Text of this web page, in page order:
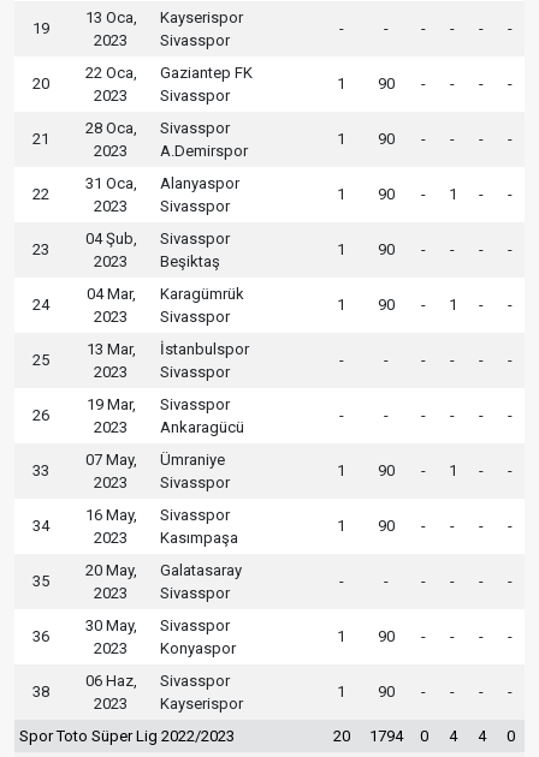
19
13 Oca,
2023
Kayserispor
Sivasspor
- - - - - -
20
22 Oca,
2023
Gaziantep FK
Sivasspor
1 90 - - - -
21
28 Oca,
2023
Sivasspor
A.Demirspor
1 90 - - - -
22
31 Oca,
2023
Alanyaspor
Sivasspor
1 90 - 1 - -
23
04 Şub,
2023
Sivasspor
Beşiktaş
1 90 - - - -
24
04 Mar,
2023
Karagümrük
Sivasspor
1 90 - 1 - -
25
13 Mar,
2023
İstanbulspor
Sivasspor
- - - - - -
26
19 Mar,
2023
Sivasspor
Ankaragücü
- - - - - -
33
07 May,
2023
Ümraniye
Sivasspor
1 90 - 1 - -
34
16 May,
2023
Sivasspor
Kasımpaşa
1 90 - - - -
35
20 May,
2023
Galatasaray
Sivasspor
- - - - - -
36
30 May,
2023
Sivasspor
Konyaspor
1 90 - - - -
38
06 Haz,
2023
Sivasspor
Kayserispor
1 90 - - - -
Spor Toto Süper Lig 2022/2023 20 1794 0 4 4 0